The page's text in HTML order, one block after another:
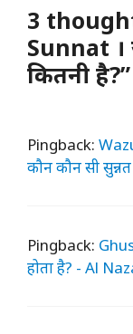
3
Sunnat ।
कितनी है?”
Pingback:
कौन कौन सी
Pingback:
होता है? - Al